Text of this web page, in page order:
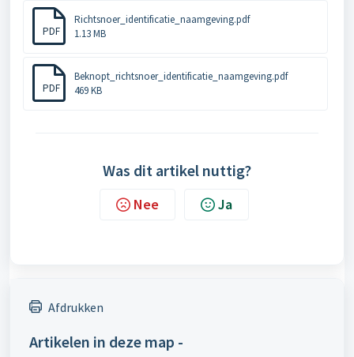
PDF
Richtsnoer_identificatie_naamgeving.pdf
1.13 MB
PDF
Beknopt_richtsnoer_identificatie_naamgeving.pdf
469 KB
Was dit artikel nuttig?
Nee Ja
Afdrukken
Artikelen in deze map -